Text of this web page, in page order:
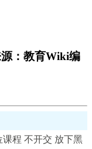
：教育Wiki编
课程 不开交 放下黑